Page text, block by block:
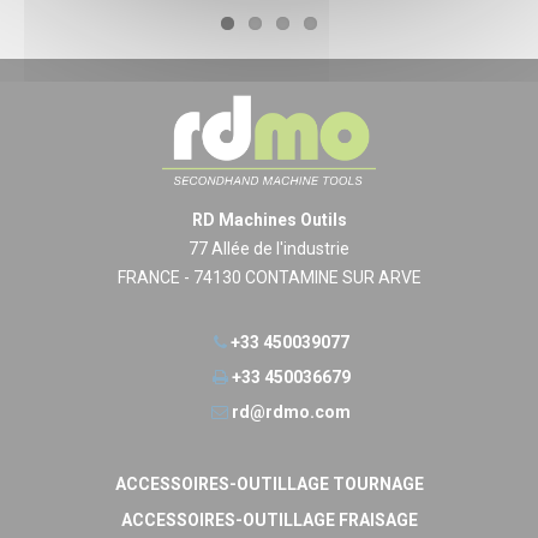
RD Machines Outils
77 Allée de l'industrie
FRANCE - 74130 CONTAMINE SUR ARVE
+33 450039077
+33 450036679
rd@rdmo.com
ACCESSOIRES-OUTILLAGE TOURNAGE
ACCESSOIRES-OUTILLAGE FRAISAGE